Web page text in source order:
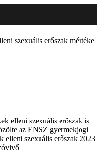
szexuális erőszak mértéke
elleni szexuális erőszak is
az ENSZ gyermekjogi
elleni szexuális erőszak 2023